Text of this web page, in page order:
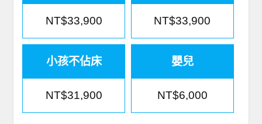
NT$33,900 NT$33,900
小孩不佔床
NT$31,900
嬰兒
NT$6,000